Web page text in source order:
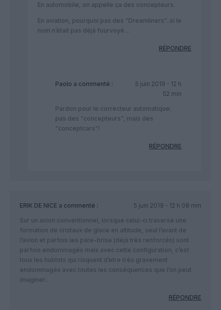
En automobile, on appelle ça des concepteurs.
En aviation, pourquoi pas des “Dreamliners”..si le
nom n’était pas déjà fourvoyé…
RÉPONDRE
Paolo a commenté :
5 juin 2019 - 12 h
52 min
Pardon pour le correcteur automatique:
pas des “concepteurs”, mais des
“conceptcars”!
RÉPONDRE
ERIK DE NICE a commenté :
5 juin 2019 - 12 h 08 min
Sur un avion conventionnel, lorsque celui-ci traverse une
formation de cristaux de glace en altitude, seul l’avant de
l’avion et parfois les pare-brise (déjà très renforcés) sont
parfois endommagés mais avec cette configuration, c’est
tous les hublots qui risquent d’etre très gravement
endommagés avec toutes les conséquences que l’on peut
imaginer..
RÉPONDRE